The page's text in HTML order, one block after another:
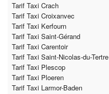
Tarif Taxi Crach
Tarif Taxi Croixanvec
Tarif Taxi Kerfourn
Tarif Taxi Saint-Gérand
Tarif Taxi Carentoir
Tarif Taxi Saint-Nicolas-du-Tertre
Tarif Taxi Plescop
Tarif Taxi Ploeren
Tarif Taxi Larmor-Baden